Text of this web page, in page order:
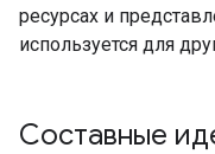
ресурсах и
используется для
Составные